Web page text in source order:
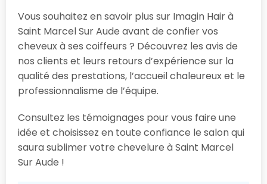
Vous souhaitez en savoir plus sur Imagin Hair à
Saint Marcel Sur Aude avant de confier vos
cheveux à ses coiffeurs ? Découvrez les avis de
nos clients et leurs retours d’expérience sur la
qualité des prestations, l’accueil chaleureux et le
professionnalisme de l’équipe.
Consultez les témoignages pour vous faire une
idée et choisissez en toute confiance le salon qui
saura sublimer votre chevelure à Saint Marcel
Sur Aude !